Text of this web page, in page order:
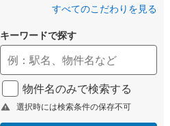
すべてのこだわりを見る
キーワードで探す
物件名のみで検索する
選択時には検索条件の保存不可